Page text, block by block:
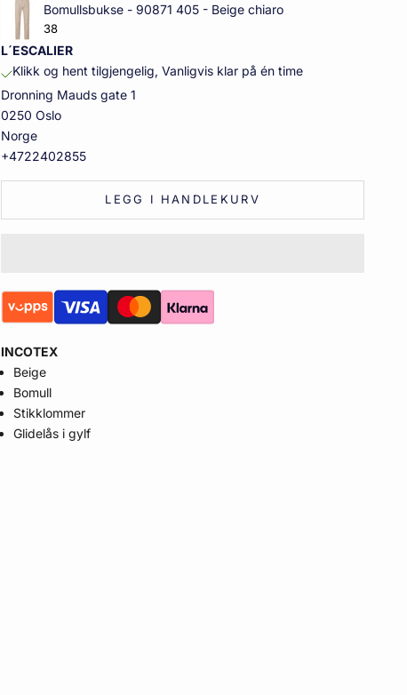
Bomullsbukse - 90871 405 - Beige chiaro
38
L´ESCALIER
Klikk og hent tilgjengelig, Vanligvis klar på én time
Dronning Mauds gate 1
0250 Oslo
Norge
+4722402855
LEGG I HANDLEKURV
INCOTEX
Beige
Bomull
Stikklommer
Glidelås i gylf